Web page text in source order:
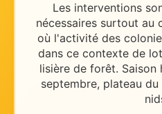
Les interventions
nécessaires surtout au
où l'activité des
dans ce contexte de
lisière de forêt. Saison
septembre, plateau